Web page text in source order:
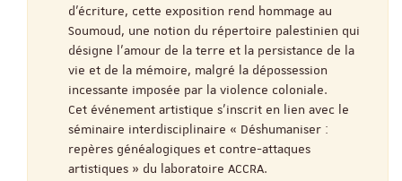
d’écriture, cette exposition rend hommage au
Soumoud, une notion du répertoire palestinien qui
désigne l’amour de la terre et la persistance de la
vie et de la mémoire, malgré la dépossession
incessante imposée par la violence coloniale.
Cet événement artistique s’inscrit en lien avec le
séminaire interdisciplinaire « Déshumaniser :
repères généalogiques et contre-attaques
artistiques » du laboratoire ACCRA.